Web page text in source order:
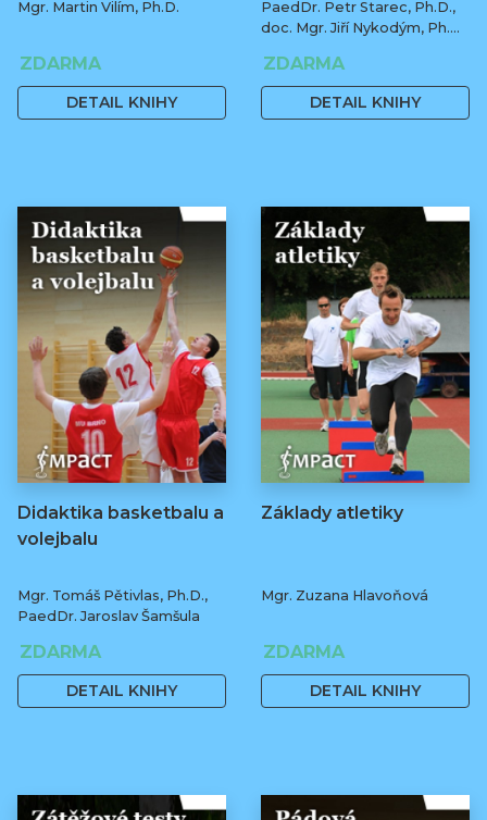
Mgr. Martin Vilím, Ph.D.
ZDARMA
DETAIL KNIHY
PaedDr. Petr Starec, Ph.D.,
doc. Mgr. Jiří Nykodým, Ph.D.,
ZDARMA
DETAIL KNIHY
Didaktika basketbalu a
volejbalu
Mgr. Tomáš Pětivlas, Ph.D.,
PaedDr. Jaroslav Šamšula
ZDARMA
DETAIL KNIHY
Základy atletiky
Mgr. Zuzana Hlavoňová
ZDARMA
DETAIL KNIHY